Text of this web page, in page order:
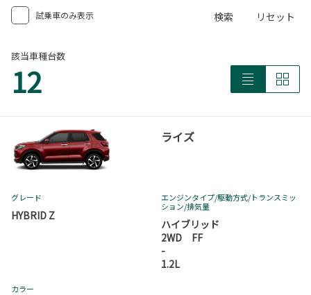
試乗車のみ表示 検索 リセット
該当車種台数
12
ライズ
グレード
HYBRID Z
エンジンタイプ/駆動方式/トランスミッ
ション/排気量
ハイブリッド
2WD FF
-
1.2L
カラー